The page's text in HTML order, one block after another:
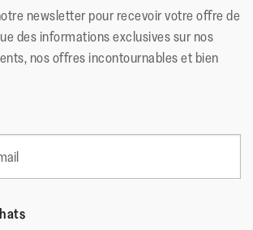
newsletter pour recevoir votre offre de
des informations exclusives sur nos
nos offres incontournables et bien